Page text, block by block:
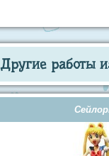
Другие работы